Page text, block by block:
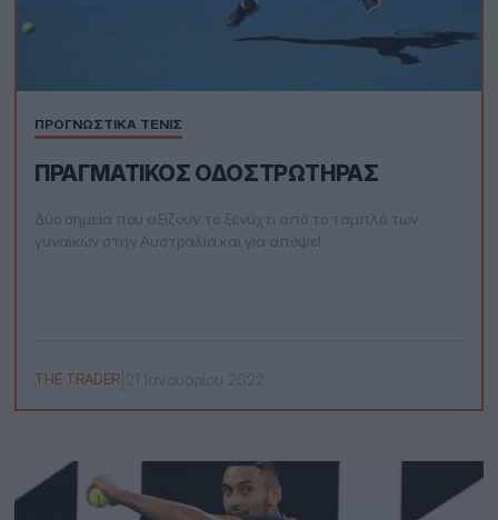
ΠΡΟΓΝΩΣΤΙΚΆ ΤΈΝΙΣ
ΠΡΑΓΜΑΤΙΚΌΣ ΟΔΟΣΤΡΩΤΉΡΑΣ
Δύο σημεία που αξίζουν το ξενύχτι από το ταμπλό των
γυναικών στην Αυστραλία και για απόψε!
THE TRADER|